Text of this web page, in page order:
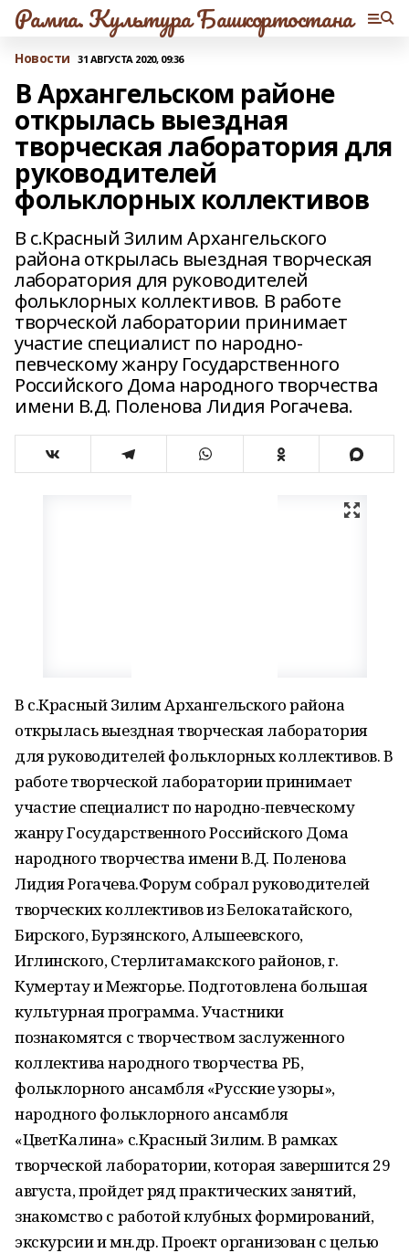
Рампа. Культура Башкортостана
Новости 31 АВГУСТА 2020, 09:36
В Архангельском районе
открылась выездная
творческая лаборатория для
руководителей
фольклорных коллективов
В с.Красный Зилим Архангельского
района открылась выездная творческая
лаборатория для руководителей
фольклорных коллективов. В работе
творческой лаборатории принимает
участие специалист по народно-
певческому жанру Государственного
Российского Дома народного творчества
имени В.Д. Поленова Лидия Рогачева.
В с.Красный Зилим Архангельского района
открылась выездная творческая лаборатория
для руководителей фольклорных коллективов. В
работе творческой лаборатории принимает
участие специалист по народно-певческому
жанру Государственного Российского Дома
народного творчества имени В.Д. Поленова
Лидия Рогачева.Форум собрал руководителей
творческих коллективов из Белокатайского,
Бирского, Бурзянского, Альшеевского,
Иглинского, Стерлитамакского районов, г.
Кумертау и Межгорье. Подготовлена большая
культурная программа. Участники
познакомятся с творчеством заслуженного
коллектива народного творчества РБ,
фольклорного ансамбля «Русские узоры»,
народного фольклорного ансамбля
«ЦветКалина» с.Красный Зилим. В рамках
творческой лаборатории, которая завершится 29
августа, пройдет ряд практических занятий,
знакомство с работой клубных формирований,
экскурсии и мн.др. Проект организован с целью